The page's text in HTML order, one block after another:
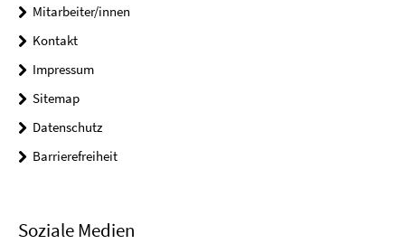
Mitarbeiter/innen
Kontakt
Impressum
Sitemap
Datenschutz
Barrierefreiheit
Soziale Medien